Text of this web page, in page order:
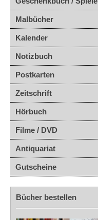
Malbücher
Kalender
Notizbuch
Postkarten
Zeitschrift
Hörbuch
Filme / DVD
Antiquariat
Gutscheine
Bücher bestellen